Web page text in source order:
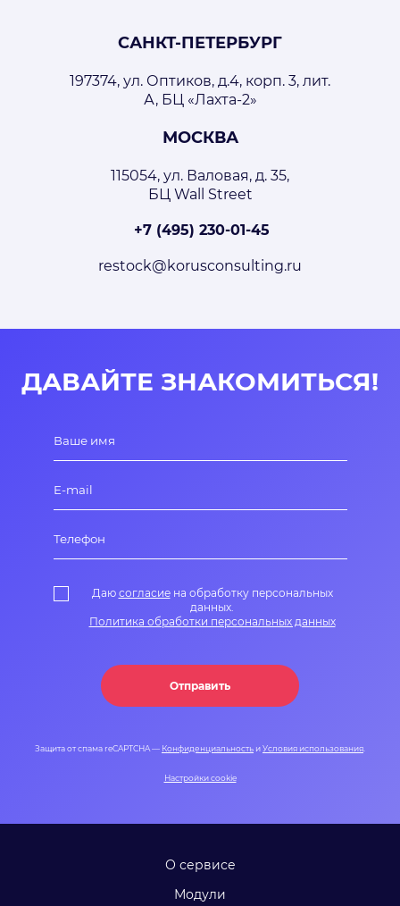
САНКТ-ПЕТЕРБУРГ
197374, ул. Оптиков, д.4, корп. 3, лит.
А, БЦ «Лахта-2»
МОСКВА
115054, ул. Валовая, д. 35,
БЦ Wall Street
+7 (495) 230-01-45
restock@korusconsulting.ru
ДАВАЙТЕ ЗНАКОМИТЬСЯ!
Даю согласиена обработку персональных
данных.
Политика обработки персональных данных
Отправить
Защита от спама reCAPTCHA — Конфиденциальность иУсловия использования
Настройки cookie
О сервисе
Модули